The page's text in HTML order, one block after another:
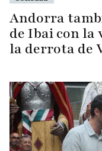
Andorra
de Ibai con la
la derrota de